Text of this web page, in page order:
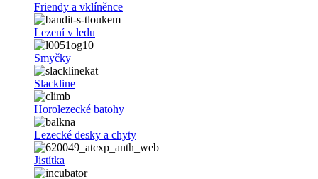
Friendy a vklíněnce
Lezení v ledu
Smyčky
Slackline
Horolezecké batohy
Lezecké desky a chyty
Jistítka